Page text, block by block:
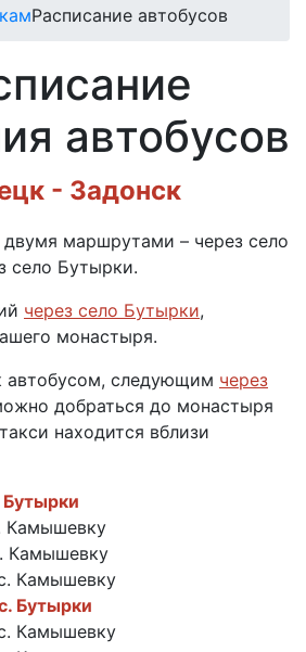
Расписание автобусов
автобусов
- Задонск
двумя маршрутами – через село
село Бутырки.
через село Бутырки,
монастыря.
автобусом, следующим через
добраться до монастыря
находится вблизи
Бутырки
Камышевку
Камышевку
Камышевку
Бутырки
Камышевку